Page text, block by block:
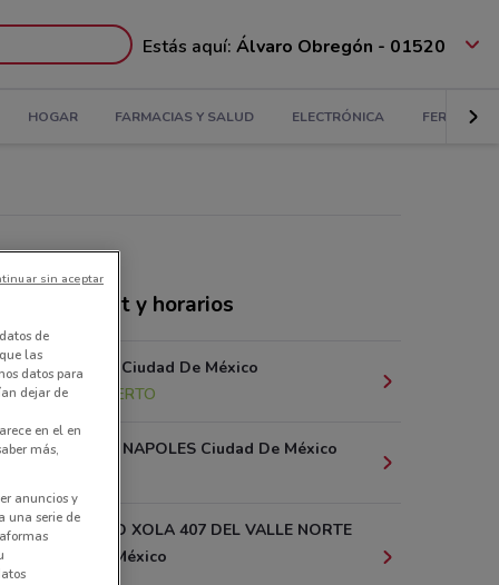
Estás aquí: Álvaro Obregón - 01520
HOGAR FARMACIAS Y SALUD ELECTRÓNICA
Walmart y horarios
Georgia, 53 Ciudad De México
604 m
ABIERTO
DAKOTA 95 NAPOLES Ciudad De México
BOULEVARD XOLA 407 DEL VALLE NORTE
Ciudad De México
de
las
datos para
dejar de
en el en
más,
anuncios y
una serie de
sin aceptar